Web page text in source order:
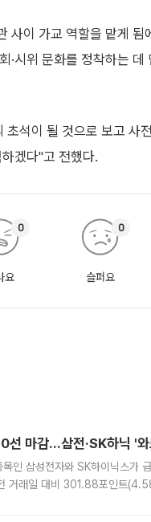
사이 가교 역할을 맡게 됨
시위 문화를 정착하는 데
석이 될 것으로 보고 사
겠다"고 전했다.
요
0
슬퍼요
0
마감…삼전·SK하닉 '
인 삼성전자와 SK하이닉스가
거래일 대비 301.88포인트